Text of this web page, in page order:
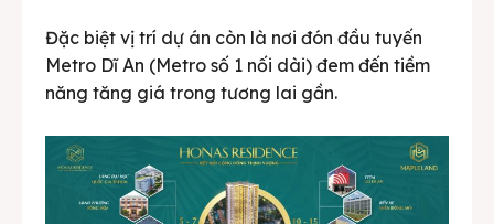
Đặc biệt vị trí dự án còn là nơi đón đầu tuyến
Metro Dĩ An (Metro số 1 nối dài) đem đến tiềm
năng tăng giá trong tương lai gần.